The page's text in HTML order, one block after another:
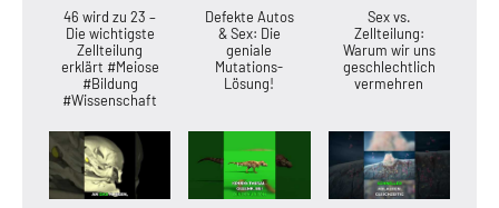
46 wird zu 23 –
Die wichtigste
Zellteilung
erklärt #Meiose
#Bildung
#Wissenschaft
Defekte Autos
& Sex: Die
geniale
Mutations-
Lösung!
Sex vs.
Zellteilung:
Warum wir uns
geschlechtlich
vermehren